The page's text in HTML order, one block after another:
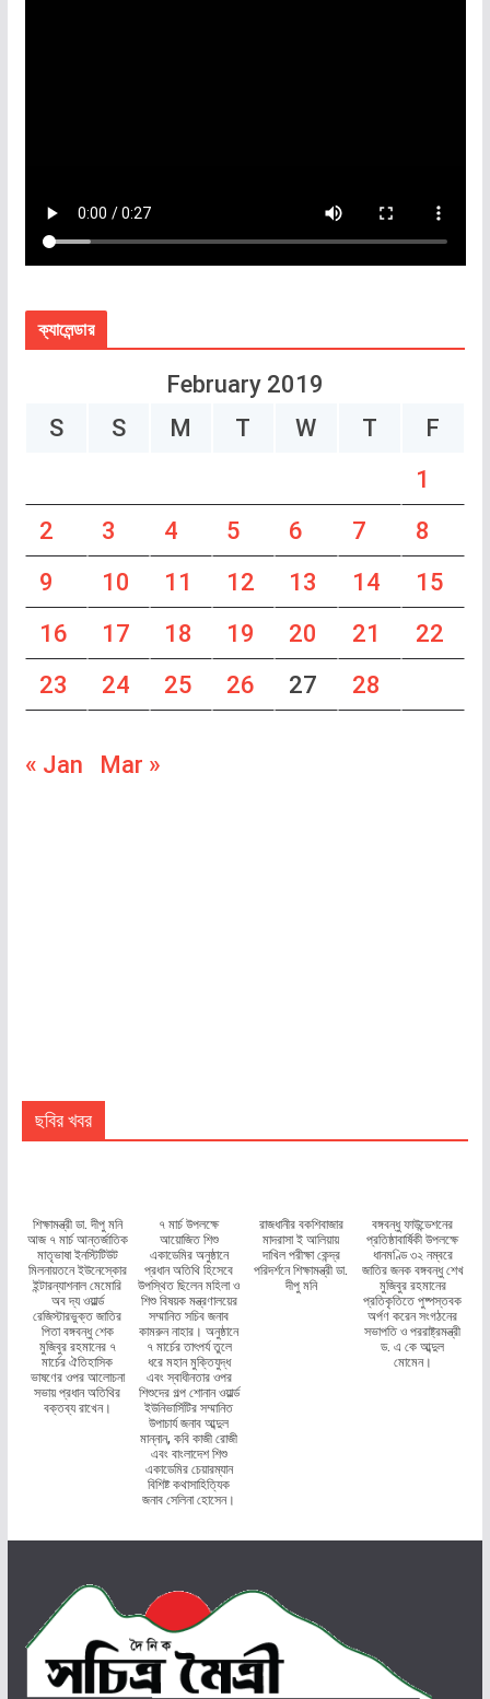
ক্যালেন্ডার
February 2019
S
S M T W T
F
1
2
3 4 5 6 7
8
9
10 11 12 13 14
15
16
17 18 19 20 21
22
23
24 25 26 27 28
« Jan Mar »
ছবির খবর
শিক্ষামন্ত্রী ডা. দীপু মনি
আজ ৭ মার্চ আন্তর্জাতিক
মাতৃভাষা ইনস্টিটিউট
মিলনায়তনে ইউনেস্কোর
ইন্টারন্যাশনাল মেমোরি
অব দ্য ওয়ার্ল্ড
রেজিস্টারভুক্ত জাতির
পিতা বঙ্গবন্ধু শেক
মুজিবুর রহমানের ৭
মার্চের ঐতিহাসিক
ভাষণের ওপর আলোচনা
সভায় প্রধান অতিথির
বক্তব্য রাখেন।
৭ মার্চ উপলক্ষে
আয়োজিত শিশু
একাডেমির অনুষ্ঠানে
প্রধান অতিথি হিসেবে
উপস্থিত ছিলেন মহিলা ও
শিশু বিষয়ক মন্ত্রণালয়ের
সম্মানিত সচিব জনাব
কামরুন নাহার। অনুষ্ঠানে
৭ মার্চের তাৎপর্য তুলে
ধরে মহান মুক্তিযুদ্ধ
এবং স্বাধীনতার ওপর
শিশুদের গল্প শোনান ওয়ার্ল্ড
ইউনিভার্সিটির সম্মানিত
উপাচার্য জনাব আব্দুল
মান্নান, কবি কাজী রোজী
এবং বাংলাদেশ শিশু
একাডেমির চেয়ারম্যান
বিশিষ্ট কথাসাহিত্যিক
জনাব সেলিনা হোসেন।
রাজধানীর বকশিবাজার
মাদরাসা ই আলিয়ায়
দাখিল পরীক্ষা কেন্দ্র
পরিদর্শনে শিক্ষামন্ত্রী ডা.
দীপু মনি
বঙ্গবন্ধু ফাউন্ডেশনের
প্রতিষ্ঠাবার্ষিকী উপলক্ষে
ধানমণ্ডি ৩২ নম্বরে
জাতির জনক বঙ্গবন্ধু শেখ
মুজিবুর রহমানের
প্রতিকৃতিতে পুষ্পস্তবক
অর্পণ করেন সংগঠনের
সভাপতি ও পররাষ্ট্রমন্ত্রী
ড. এ কে আব্দুল
মোমেন।